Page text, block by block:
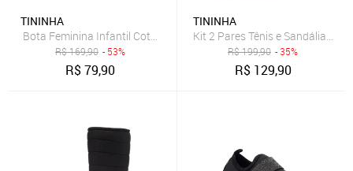
TININHA
Bota Feminina Infantil Coturno Menina com Brilho Tininha Preto
R$169,90 - 53%
R$79,90
TININHA
Kit 2 Pares Tênis e Sandália
R$199,90 - 35%
R$ 129,90